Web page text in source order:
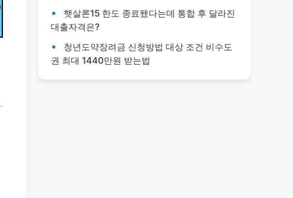
햇살론15 한도 종료됐다는데 통합 후 달라진
대출자격은?
청년도약장려금 신청방법 대상 조건 비수도
권 최대 1440만원 받는법